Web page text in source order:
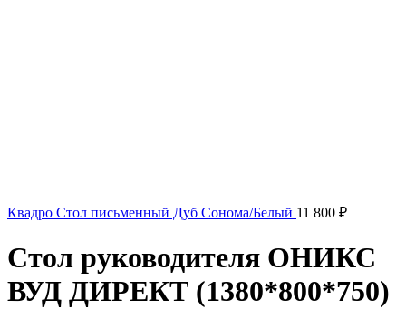
Квадро Стол письменный Дуб Сонома/Белый 11 800 ₽
Стол руководителя ОНИКС
ВУД ДИРЕКТ (1380*800*750)